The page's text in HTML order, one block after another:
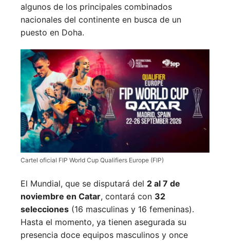
algunos de los principales combinados
nacionales del continente en busca de un
puesto en Doha.
Cartel oficial FIP World Cup Qualifiers Europe (FIP)
El Mundial, que se disputará del 2 al 7 de
noviembre en Catar, contará con 32
selecciones (16 masculinas y 16 femeninas).
Hasta el momento, ya tienen asegurada su
presencia doce equipos masculinos y once